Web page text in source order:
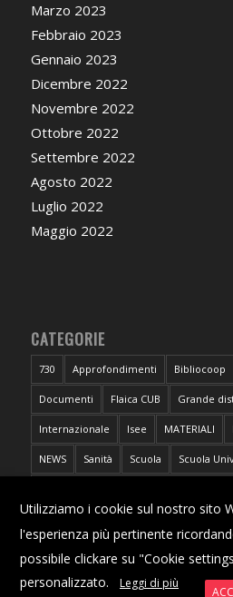
Marzo 2023
Febbraio 2023
Gennaio 2023
Dicembre 2022
Novembre 2022
Ottobre 2022
Settembre 2022
Agosto 2022
Luglio 2022
Maggio 2022
CATEGORIE
730 Approfondimenti Bibliocoop
Documenti Flaica CUB Grande
Internazionale Isee MATERIALI
NEWS Sanità Scuola Scuola
Utilizziamo i cookie sul nostro sito
l'esperienza più pertinente
possibile clickare su "Cookie
personalizzato.
Leggi di più